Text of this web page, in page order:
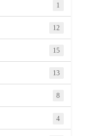
1
12
15
13
8
4